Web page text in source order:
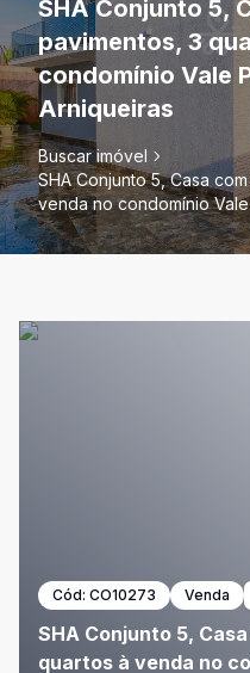
SHA Conjunto 5,
pavimentos, 3
condomínio Vale
Arniqueiras
Buscar imóvel
SHA Conjunto 5, Casa
venda no condomínio
Cód: CO10273 Venda
SHA Conjunto 5,
quartos à venda no